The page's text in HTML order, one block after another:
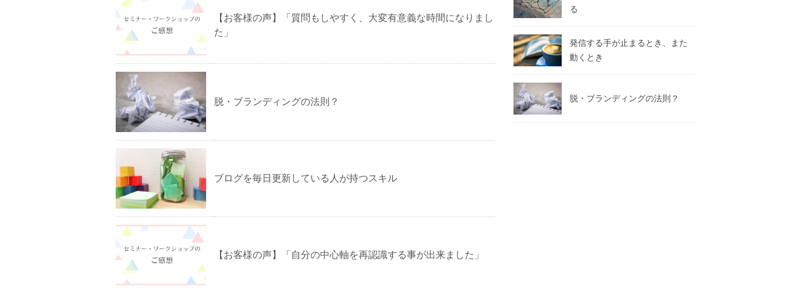
【お客様の声】「質問もしやすく、大変有意義な時間になりまし
た」
脱・ブランディングの法則？
ブログを毎日更新している人が持つスキル
【お客様の声】「自分の中心軸を再認識する事が出来ました」
る
発信する手が止まるとき、また
動くとき
脱・ブランディングの法則？